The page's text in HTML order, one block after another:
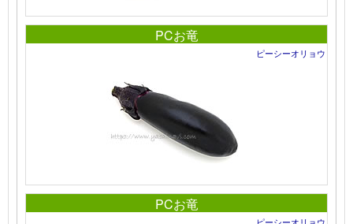
PCお竜
ピーシーオリョウ
PCお竜